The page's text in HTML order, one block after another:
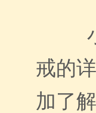
戒的
加了